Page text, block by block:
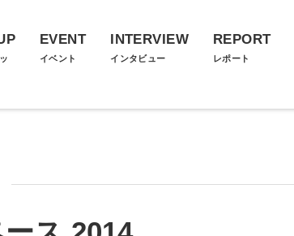
EVENT
イベント
INTERVIEW
インタビュー
REPORT
レポート